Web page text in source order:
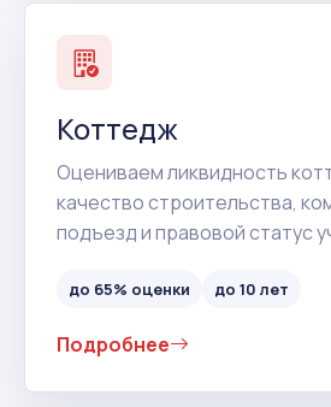
Коттедж
Оцениваем ликвидность
качество строительства,
подъезд и правовой статус
до 65% оценки до 10 лет
Подробнее